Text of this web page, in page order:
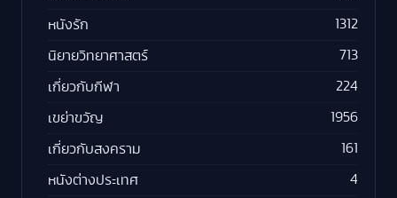
หนังรัก 1312
นิยายวิทยาศาสตร์ 713
เกี่ยวกับกีฬา 224
เขย่าขวัญ 1956
เกี่ยวกับสงคราม 161
หนังต่างประเทศ 4